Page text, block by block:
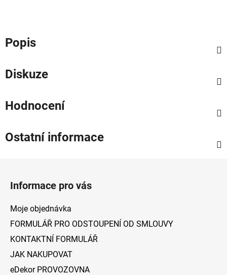
Popis
Diskuze
Hodnocení
Ostatní informace
Informace pro vás
Moje objednávka
FORMULÁŘ PRO ODSTOUPENÍ OD SMLOUVY
KONTAKTNÍ FORMULÁŘ
JAK NAKUPOVAT
eDekor PROVOZOVNA